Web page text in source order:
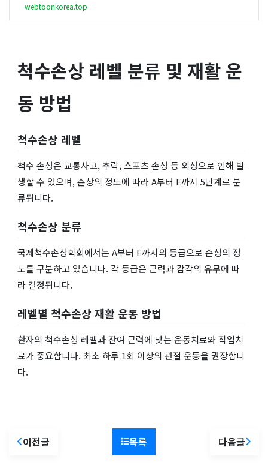
webtoonkorea.top
척수손상 레벨 분류 및 재활 운
동 방법
척수손상 레벨
척수 손상은 교통사고, 추락, 스포츠 손상 등 외상으로 인해 발
생할 수 있으며, 손상의 정도에 따라 A부터 E까지 5단계로 분
류됩니다.
척수손상 분류
국제척수손상학회에서는 A부터 E까지의 등급으로 손상의 정
도를 구분하고 있습니다. 각 등급은 근력과 감각의 유무에 따
라 결정됩니다.
레벨별 척수손상 재활 운동 방법
환자의 척수손상 레벨과 잔여 근력에 맞는 운동치료와 작업치
료가 중요합니다. 최소 하루 1회 이상의 관절 운동을 권장합니
다.
이전글 목록 다음글